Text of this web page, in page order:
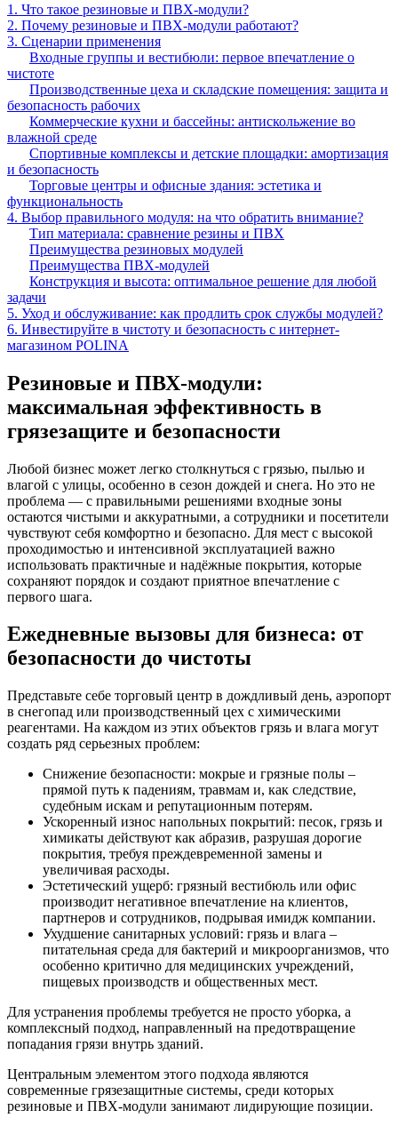
1. Что такое резиновые и ПВХ-модули?
2. Почему резиновые и ПВХ-модули работают?
3. Сценарии применения
Входные группы и вестибюли: первое впечатление о
чистоте
Производственные цеха и складские помещения: защита и
безопасность рабочих
Коммерческие кухни и бассейны: антискольжение во
влажной среде
Спортивные комплексы и детские площадки: амортизация
и безопасность
Торговые центры и офисные здания: эстетика и
функциональность
4. Выбор правильного модуля: на что обратить внимание?
Тип материала: сравнение резины и ПВХ
Преимущества резиновых модулей
Преимущества ПВХ-модулей
Конструкция и высота: оптимальное решение для любой
задачи
5. Уход и обслуживание: как продлить срок службы модулей?
6. Инвестируйте в чистоту и безопасность с интернет-
магазином POLINA
Резиновые и ПВХ-модули:
максимальная эффективность в
грязезащите и безопасности
Любой бизнес может легко столкнуться с грязью, пылью и
влагой с улицы, особенно в сезон дождей и снега. Но это не
проблема — с правильными решениями входные зоны
остаются чистыми и аккуратными, а сотрудники и посетители
чувствуют себя комфортно и безопасно. Для мест с высокой
проходимостью и интенсивной эксплуатацией важно
использовать практичные и надёжные покрытия, которые
сохраняют порядок и создают приятное впечатление с
первого шага.
Ежедневные вызовы для бизнеса: от
безопасности до чистоты
Представьте себе торговый центр в дождливый день, аэропорт
в снегопад или производственный цех с химическими
реагентами. На каждом из этих объектов грязь и влага могут
создать ряд серьезных проблем:
Снижение безопасности: мокрые и грязные полы –
прямой путь к падениям, травмам и, как следствие,
судебным искам и репутационным потерям.
Ускоренный износ напольных покрытий: песок, грязь и
химикаты действуют как абразив, разрушая дорогие
покрытия, требуя преждевременной замены и
увеличивая расходы.
Эстетический ущерб: грязный вестибюль или офис
производит негативное впечатление на клиентов,
партнеров и сотрудников, подрывая имидж компании.
Ухудшение санитарных условий: грязь и влага –
питательная среда для бактерий и микроорганизмов, что
особенно критично для медицинских учреждений,
пищевых производств и общественных мест.
Для устранения проблемы требуется не просто уборка, а
комплексный подход, направленный на предотвращение
попадания грязи внутрь зданий.
Центральным элементом этого подхода являются
современные грязезащитные системы, среди которых
резиновые и ПВХ-модули занимают лидирующие позиции.